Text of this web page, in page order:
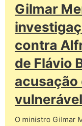
Gilmar
contra
de Flávio
acusação
vulnerável
O ministro Gilmar